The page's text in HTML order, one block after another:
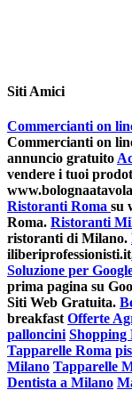
Siti Amici
Commercianti on
Commercianti on
annuncio gratuito
vendere i tuoi
Ristoranti Roma su
Roma. Ristoranti
ristoranti di Milano.
Soluzione per
prima pagina su
Siti Web Gratuita.
breakfast Offerte
palloncini Shopping
Tapparelle Roma
Milano Tapparelle
Dentista a Milano